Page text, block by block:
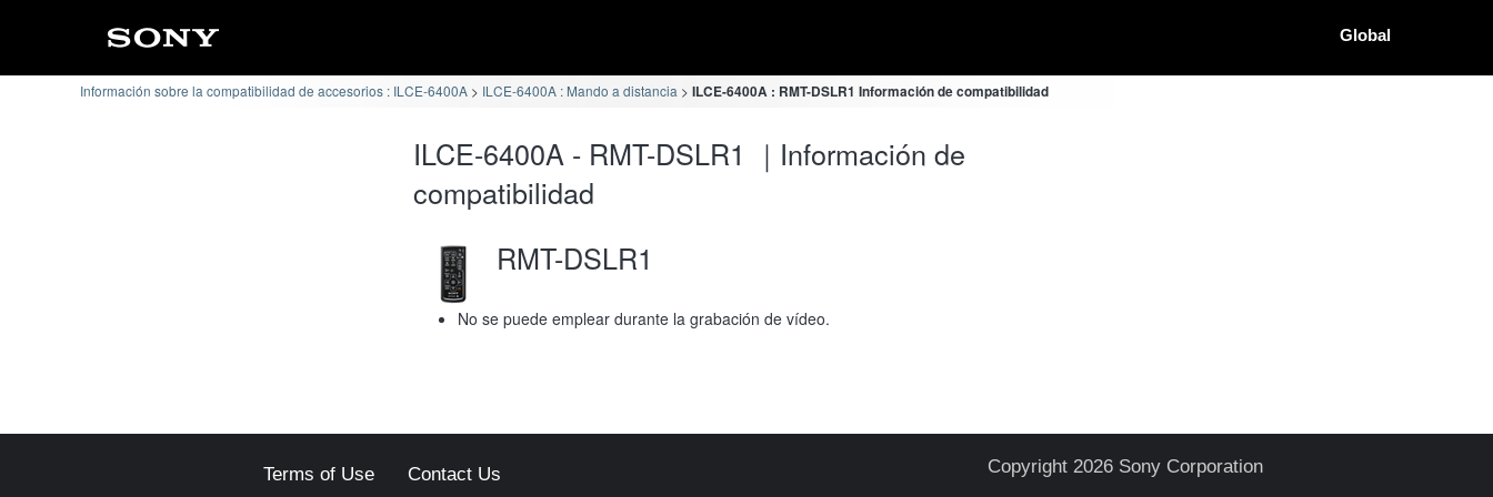
Global
Información sobre la compatibilidad de accesorios : ILCE-6400A ILCE-6400A : Mando a distancia ILCE-6400A : RMT-DSLR1 Información de compatibilidad
ILCE-6400A - RMT-DSLR1 ｜Información de
compatibilidad
RMT-DSLR1
No se puede emplear durante la grabación de vídeo.
Terms of Use Contact Us Copyright 2026 Sony Corporation